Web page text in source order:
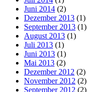
Juni 2014 (2)
Dezember 2013 (1)
September 2013 (1)
August 2013 (1)
Juli 2013 (1)
Juni 2013 (1)
Mai 2013 (2)
Dezember 2012 (2)
November 2012 (2)
September 2012 (2)